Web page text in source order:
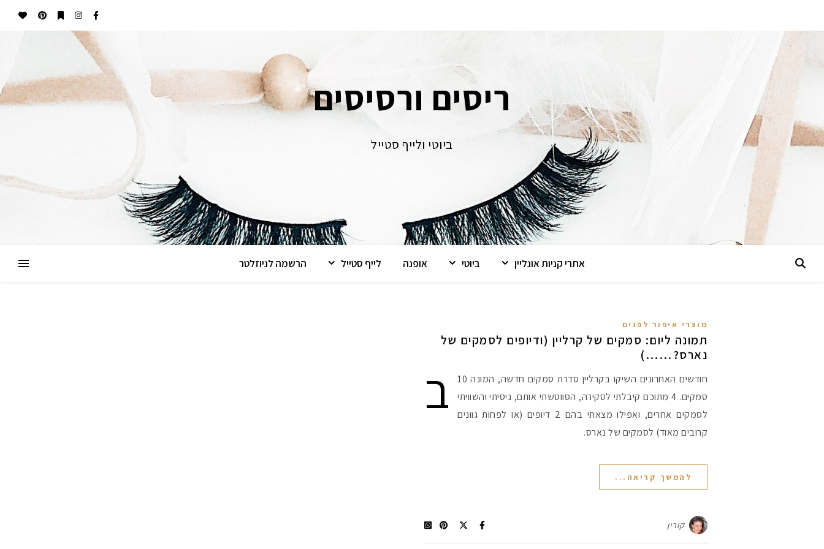
ריסים ורסיסים
ביוטי ולייף סטייל
אתרי קניות אונליין ביוטי אופנה לייף סטייל הרשמה לניוזלטר
מוצרי איפור לפנים
תמונה ליום: סמקים של קרליין (ודיופים לסמקים של
נארס?……)
ב
חודשים האחרונים השיקו בקרליין סדרת סמקים חדשה, המונה 10
סמקים. 4 מתוכם קיבלתי לסקירה, הסווטשתי אותם, ניסיתי והשוויתי
לסמקים אחרים, ואפילו מצאתי בהם 2 דיופים (או לפחות גוונים
קרובים מאוד) לסמקים של נארס.
להמשך קריאה...
קורין